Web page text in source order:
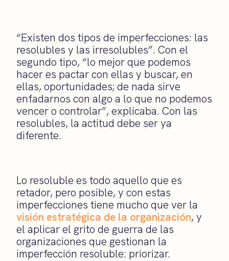
“Existen dos tipos de imperfecciones: las
resolubles y las irresolubles”. Con el
segundo tipo, “lo mejor que podemos
hacer es pactar con ellas y buscar, en
ellas, oportunidades; de nada sirve
enfadarnos con algo a lo que no podemos
vencer o controlar”, explicaba. Con las
resolubles, la actitud debe ser ya
diferente.
Lo resoluble es todo aquello que es
retador, pero posible, y con estas
imperfecciones tiene mucho que ver la
visión estratégica de la organización, y
el aplicar el grito de guerra de las
organizaciones que gestionan la
imperfección resoluble: priorizar.